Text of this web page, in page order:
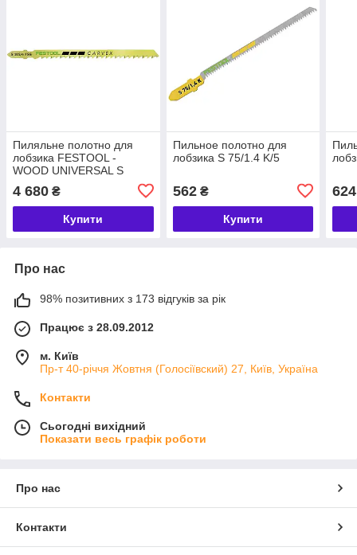
Пиляльне полотно для
лобзика FESTOOL -
WOOD UNIVERSAL S
4 680 ₴
Купити
Пильное полотно для
лобзика S 75/1.4 K/5
562₴
Купити
624
Про нас
98% позитивних з 173 відгуків за рік
Працює з 28.09.2012
м. Київ
Пр-т 40-річчя Жовтня (Голосіївский) 27, Київ, Україна
Контакти
Сьогодні вихідний
Показати весь графік роботи
Про нас
Контакти